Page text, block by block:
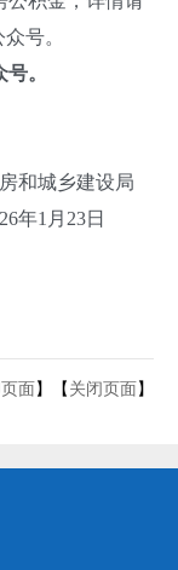
号。
。
和城乡建设局
年1月23日
面 】【 关闭页面 】